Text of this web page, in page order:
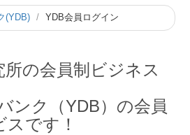
(YDB) YDB会員ログイン
所の会員制ビジネス
ンク（YDB）の会員
です！